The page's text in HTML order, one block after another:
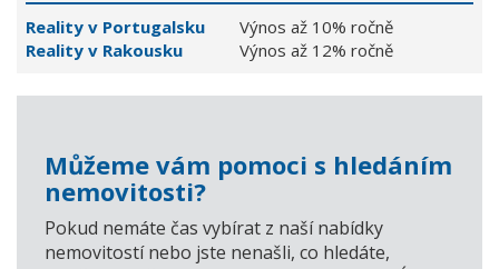
Reality v Portugalsku
Výnos až 10% ročně
Reality v Rakousku
Výnos až 12% ročně
Můžeme vám pomoci s hledáním
nemovitosti?
Pokud nemáte čas vybírat z naší nabídky
nemovitostí nebo jste nenašli, co hledáte,